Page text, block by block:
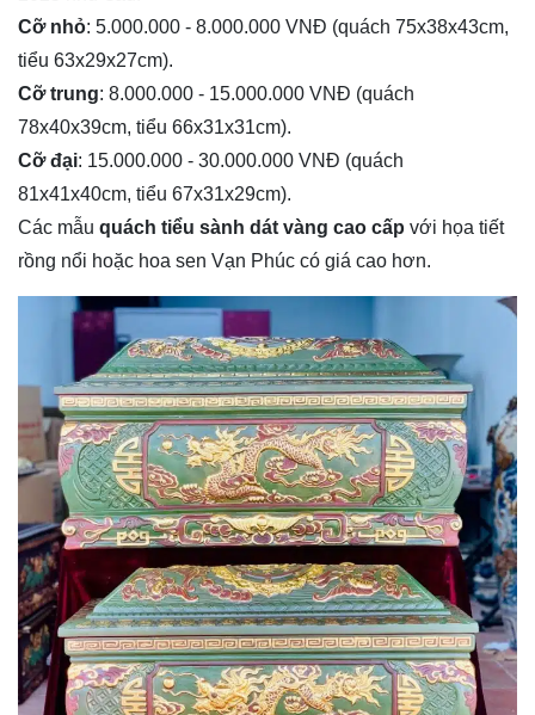
Cỡ nhỏ: 5.000.000 - 8.000.000 VNĐ (quách 75x38x43cm,
tiểu 63x29x27cm).
Cỡ trung: 8.000.000 - 15.000.000 VNĐ (quách
78x40x39cm, tiểu 66x31x31cm).
Cỡ đại: 15.000.000 - 30.000.000 VNĐ (quách
81x41x40cm, tiểu 67x31x29cm).
Các mẫu quách tiểu sành dát vàng cao cấp với họa tiết
rồng nổi hoặc hoa sen Vạn Phúc có giá cao hơn.